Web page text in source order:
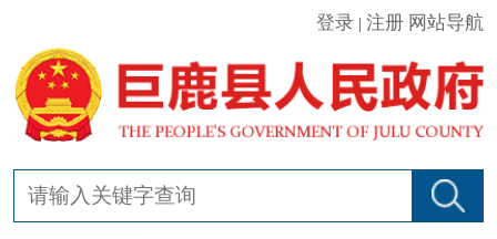
登录 |注册 网站导航